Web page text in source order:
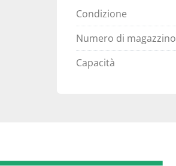
Condizione
Numero di magazzino
Capacità